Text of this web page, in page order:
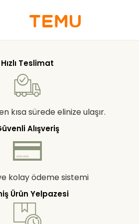
Hızlı Teslimat
kısa sürede elinize ulaşır.
Alışveriş
kolay ödeme sistemi
Ürün Yelpazesi